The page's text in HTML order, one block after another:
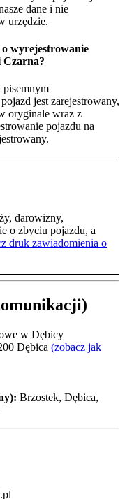
dane i nie
urzędzie.
o wyrejestrowanie
Czarna?
pisemnym
jest zarejestrowany,
oryginale wraz z
pojazdu na
darowizny,
o zbyciu pojazdu, a
druk zawiadomienia o
w Dębicy
Dębica (zobacz jak
Brzostek, Dębica,